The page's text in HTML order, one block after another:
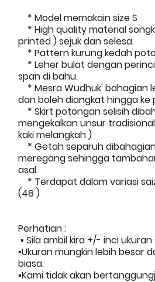
* Model memakain size S
* High quality material
printed ) sejuk dan selesa.
* Pattern kurung kedah
* Leher bulat dengan
span di bahu.
* Mesra Wudhuk' bahagian
dan boleh diangkat hingga ke
* Skirt potongan selisih
mengekalkan unsur
kaki melangkah )
* Getah separuh
meregang sehingga
asal.
* Terdapat dalam variasi
(48 )
Perhatian :
▪️ Sila ambil kira +/- inci
▪️Ukuran mungkin lebih besar
biasa.
▪️Kami tidak akan